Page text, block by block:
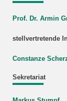
Prof. Dr. Armin
stellvertretende
Constanze
Sekretariat